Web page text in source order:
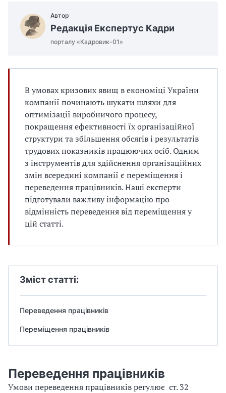
Автор
Редакція Експертус Кадри
порталу «Кадровик-01»
В умовах кризових явищ в економіці України
компанії починають шукати шляхи для
оптимізації виробничого процесу,
покращення ефективності їх організаційної
структури та збільшення обсягів і результатів
трудових показників працюючих осіб. Одним
з інструментів для здійснення організаційних
змін всередині компанії є переміщення і
переведення працівників. Наші експерти
підготували важливу інформацію про
відмінність переведення від переміщення у
цій статті.
Зміст статті:
Переведення працівників
Переміщення працівників
Переведення працівників
Умови переведення працівників регулює ст. 32